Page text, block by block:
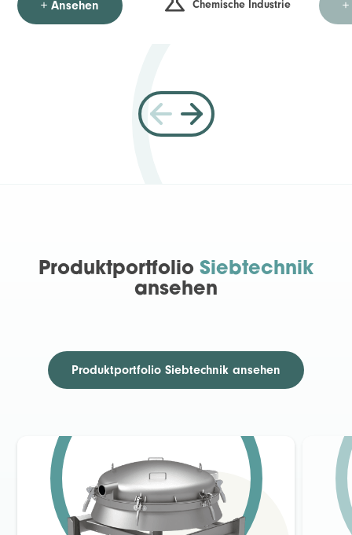
+ Ansehen Chemische Industrie
Produktportfolio Siebtechnik
ansehen
Produktportfolio Siebtechnik ansehen